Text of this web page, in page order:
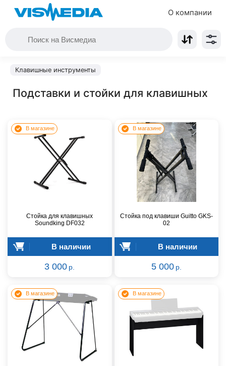
О компании
Клавишные инструменты
Подставки и стойки для клавишных
В магазине
Стойка для клавишных
Soundking DF032
В наличии
3 000 р.
В магазине
Стойка под клавиши Guitto GKS-
02
В наличии
5 000 р.
В магазине В магазине